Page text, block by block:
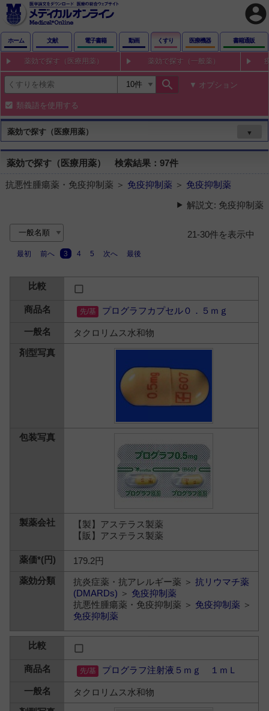
account_circle
ホーム 文献 電子書籍 動画 くすり 医療機器 書籍通販
薬効で探す（医療用薬） 薬効で探す（一般薬）
search オプション
類義語を使用する
薬効で探す（医療用薬） ▼
薬効で探す（医療用薬） 検索結果：97件
抗悪性腫瘍薬・免疫抑制薬 ＞ 免疫抑制薬 ＞ 免疫抑制薬
解説文: 免疫抑制薬
21-30件を表示中
最初 前へ 3 4 5 次へ 最後
プログラフカプセル０．５ｍｇ
タクロリムス水和物
【製】アステラス製薬
【販】アステラス製薬
179.2円
抗炎症薬・抗アレルギー薬 ＞抗リウマチ薬
(DMARDs) ＞ 免疫抑制薬
抗悪性腫瘍薬・免疫抑制薬 ＞ 免疫抑制薬 ＞
免疫抑制薬
プログラフ注射液５ｍｇ １ｍＬ
タクロリムス水和物